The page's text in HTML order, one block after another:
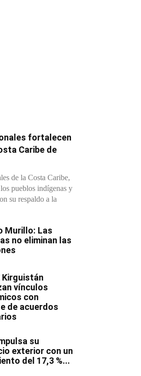
fortalecen
Caribe de
de la Costa Caribe,
pueblos indígenas y
su respaldo a la
Murillo: Las
no eliminan las
Kirguistán
vínculos
con
de acuerdos
su
exterior con un
del 17,3 %...